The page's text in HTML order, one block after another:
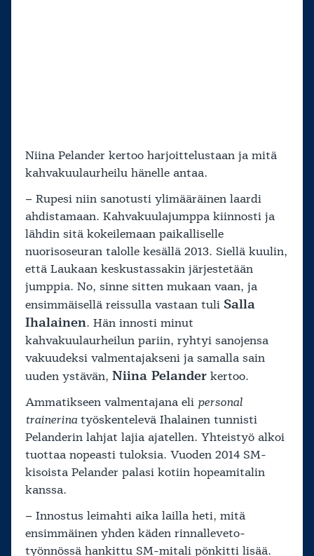
Niina Pelander kertoo harjoittelustaan ja mitä
kahvakuulaurheilu hänelle antaa.
– Rupesi niin sanotusti ylimääräinen laardi
ahdistamaan. Kahvakuulajumppa kiinnosti ja
lähdin sitä kokeilemaan paikalliselle
nuorisoseuran talolle kesällä 2013. Siellä kuulin,
että Laukaan keskustassakin järjestetään
jumppia. No, sinne sitten mukaan vaan, ja
ensimmäisellä reissulla vastaan tuli Salla
Ihalainen. Hän innosti minut
kahvakuulaurheilun pariin, ryhtyi sanojensa
vakuudeksi valmentajakseni ja samalla sain
uuden ystävän, Niina Pelander kertoo.
Ammatikseen valmentajana eli personal
trainerinatyöskentelevä Ihalainen tunnisti
Pelanderin lahjat lajia ajatellen. Yhteistyö alkoi
tuottaa nopeasti tuloksia. Vuoden 2014 SM-
kisoista Pelander palasi kotiin hopeamitalin
kanssa.
– Innostus leimahti aika lailla heti, mitä
ensimmäinen yhden käden rinnalleveto-
työnnössä hankittu SM-mitali pönkitti lisää.